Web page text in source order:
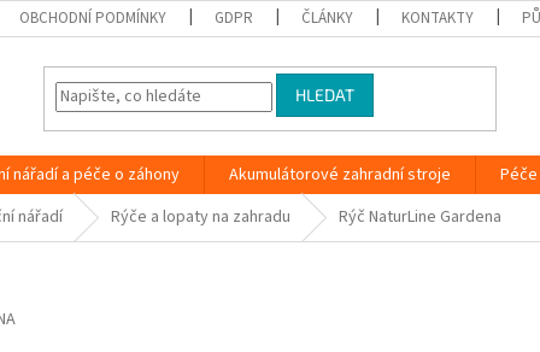
OBCHODNÍ PODMÍNKY GDPR ČLÁNKY KONTAKTY
HLEDAT
nářadí a péče o záhony Akumulátorové zahradní stroje
nářadí Rýče a lopaty na zahradu Rýč NaturLine Gardena